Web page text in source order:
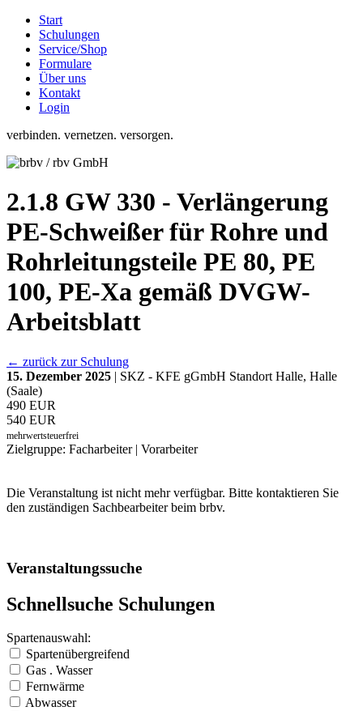
Start
Schulungen
Service/Shop
Formulare
Über uns
Kontakt
Login
verbinden. vernetzen. versorgen.
2.1.8 GW 330 - Verlängerung
PE-Schweißer für Rohre und
Rohrleitungsteile PE 80, PE
100, PE-Xa gemäß DVGW-
Arbeitsblatt
← zurück zur Schulung
15. Dezember 2025 | SKZ - KFE gGmbH Standort Halle, Halle
(Saale)
490 EUR
540 EUR
mehrwertsteuerfrei
Zielgruppe: Facharbeiter | Vorarbeiter
Die Veranstaltung ist nicht mehr verfügbar. Bitte kontaktieren Sie
den zuständigen Sachbearbeiter beim brbv.
Veranstaltungssuche
Schnellsuche Schulungen
Spartenauswahl:
Spartenübergreifend
Gas . Wasser
Fernwärme
Abwasser